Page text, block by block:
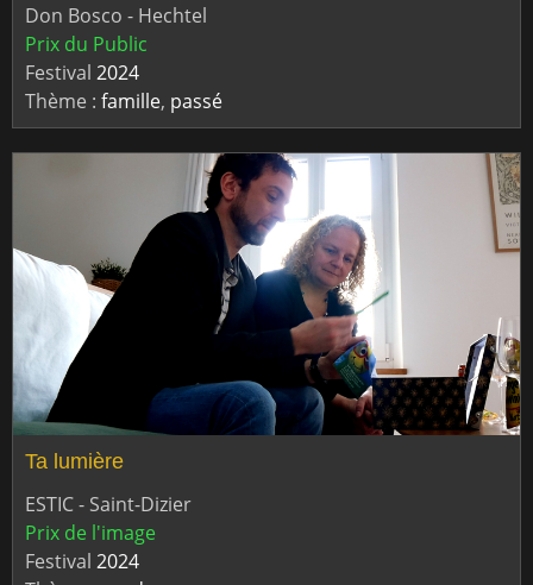
Don Bosco - Hechtel
Prix du Public
Festival 2024
Thème : famille, passé
Ta lumière
ESTIC - Saint-Dizier
Prix de l'image
Festival 2024